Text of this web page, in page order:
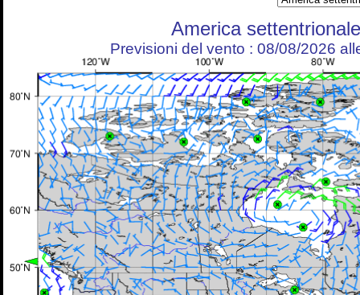
America settentrionale
Previsioni del vento : 08/08/2026